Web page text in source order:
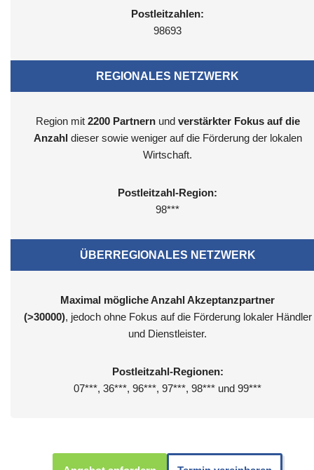
Postleitzahlen:
98693
REGIONALES NETZWERK
Region mit 2200 Partnernund verstärkter Fokus auf die
Anzahl dieser sowie weniger auf die Förderung der lokalen
Wirtschaft.
Postleitzahl-Region:
98***
ÜBERREGIONALES NETZWERK
Maximal mögliche Anzahl Akzeptanzpartner
(>30000), jedoch ohne Fokus auf die Förderung lokaler Händler
und Dienstleister.
Postleitzahl-Regionen:
07***, 36***, 96***, 97***, 98*** und 99***